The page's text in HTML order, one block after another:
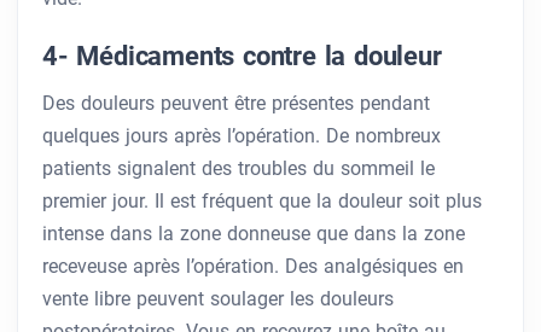
4- Médicaments contre la douleur
Des douleurs peuvent être présentes pendant
quelques jours après l’opération. De nombreux
patients signalent des troubles du sommeil le
premier jour. Il est fréquent que la douleur soit plus
intense dans la zone donneuse que dans la zone
receveuse après l’opération. Des analgésiques en
vente libre peuvent soulager les douleurs